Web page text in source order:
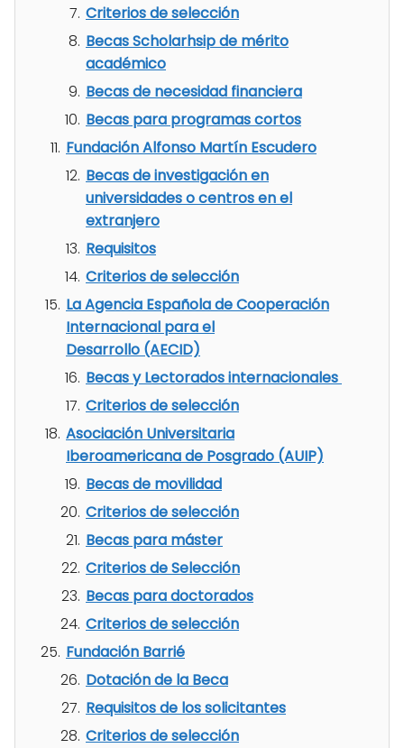
Criterios de selección
Becas Scholarhsip de mérito
académico
Becas de necesidad financiera
Becas para programas cortos
Fundación Alfonso Martín Escudero
Becas de investigación en
universidades o centros en el
extranjero
Requisitos
Criterios de selección
La Agencia Española de Cooperación
Internacional para el
Desarrollo (AECID)
Becas y Lectorados internacionales
Criterios de selección
Asociación Universitaria
Iberoamericana de Posgrado (AUIP)
Becas de movilidad
Criterios de selección
Becas para máster
Criterios de Selección
Becas para doctorados
Criterios de selección
Fundación Barrié
Dotación de la Beca
Requisitos de los solicitantes
Criterios de selección